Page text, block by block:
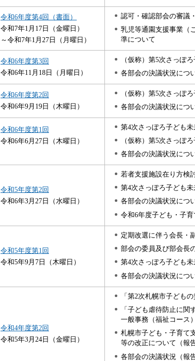
令和6年度第4回（書面）
令和7年1月17日（金曜日）
～令和7年1月27日（月曜日）
認可・確認部会の審議
乳児等通園支援事業（
準について
令和6年度第3回
令和6年11月18日（月曜日）
（仮称）第5次さっぽ
各部会の決議状況につ
令和6年度第2回
令和6年9月19日（木曜日）
（仮称）第5次さっぽ
各部会の決議状況につ
令和6年度第1回
令和6年6月27日（木曜日）
第4次さっぽろ子ども
（仮称）第5次さっぽ
各部会の決議状況につ
令和5年度第2回
令和6年3月27日（水曜日）
若者支援施設在り方検
第4次さっぽろ子ども未
各部会の決議状況につ
令和6年度子ども・子
令和5年度第1回
令和5年9月7日（木曜日）
定期改選に伴う会長・
部会の委員及び部会長
第4次さっぽろ子ども
各部会の決議状況につ
令和4年度第2回
令和5年3月24日（金曜日）
「第2次札幌市子ども
「子ども虐待防止に
一般事務（福祉コース
札幌市子ども・子育て
等の改正について（報告
各部会の決議状況（報告